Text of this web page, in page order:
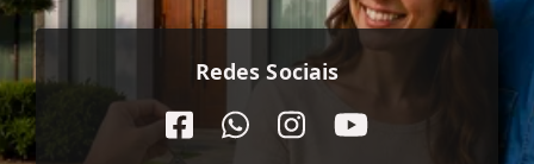
Redes Sociais